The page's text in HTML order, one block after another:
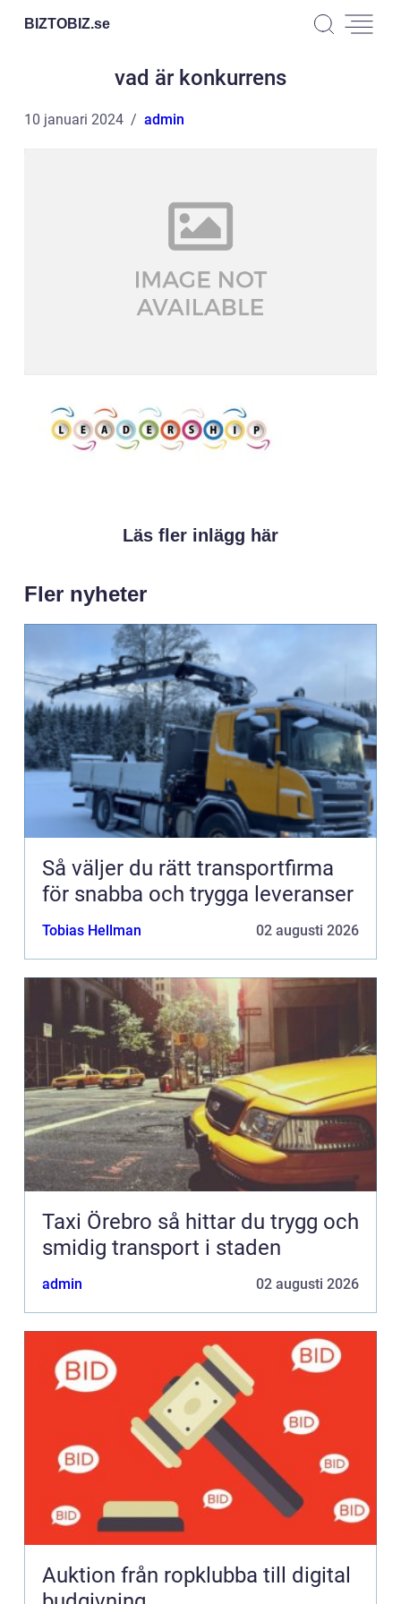
BIZTOBIZ.se
vad är konkurrens
10 januari 2024 admin
Läs fler inlägg här
Fler nyheter
Så väljer du rätt transportfirma
för snabba och trygga leveranser
Tobias Hellman 02 augusti 2026
Taxi Örebro så hittar du trygg och
smidig transport i staden
admin 02 augusti 2026
Auktion från ropklubba till digital